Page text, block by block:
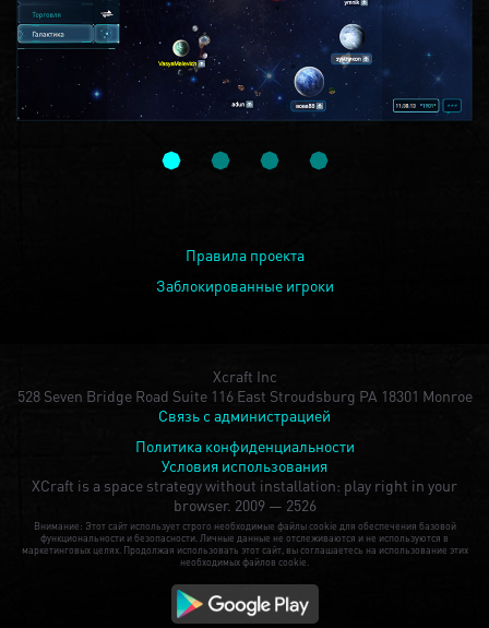
Правила проекта
Заблокированные игроки
Xcraft Inc
528 Seven Bridge Road Suite 116 East Stroudsburg PA 18301 Monroe
Связь с администрацией
Политика конфиденциальности
Условия использования
XCraft is a space strategy without installation: play right in your
browser. 2009 — 2526
Внимание: Этот сайт использует строго необходимые файлы cookie для обеспечения базовой
функциональности и безопасности. Личные данные не отслеживаются и не используются в
маркетинговых целях. Продолжая использовать этот сайт, вы соглашаетесь на использование этих
необходимых файлов cookie.